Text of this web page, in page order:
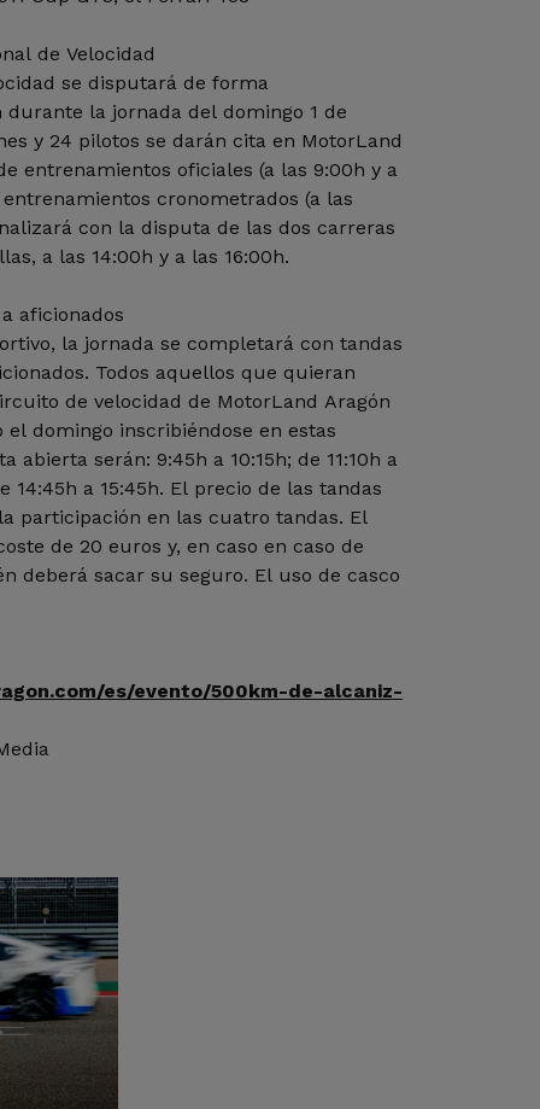
de Velocidad
se disputará de forma
la jornada del domingo 1 de
y 24 pilotos se darán cita en MotorLand
entrenamientos oficiales (a las 9:00h y a
cronometrados (a las
con la disputa de las dos carreras
a las 14:00h y a las 16:00h.
aficionados
la jornada se completará con tandas
Todos aquellos que quieran
de velocidad de MotorLand Aragón
domingo inscribiéndose en estas
abierta serán: 9:45h a 10:15h; de 11:10h a
14:45h a 15:45h. El precio de las tandas
participación en las cuatro tandas. El
de 20 euros y, en caso en caso de
deberá sacar su seguro. El uso de casco
es/evento/500km-de-alcaniz-